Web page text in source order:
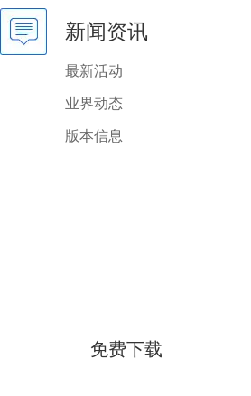
新闻资讯
最新活动
业界动态
版本信息
免费下载